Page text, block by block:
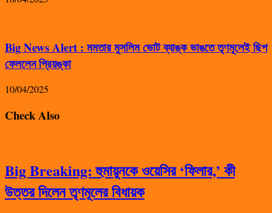
Big News Alert : মমতার মুসলিম ভোট ব্যাঙ্ক ভাঙতে তৃণমূলেই ছিপ
ফেললেন প্রিয়ঙ্কা
10/04/2025
Check Also
Big Breaking: হুমায়ুনকে ওয়েসির ‘ফিলার,’ কী
উত্তর দিলেন তৃণমূলের বিধায়ক